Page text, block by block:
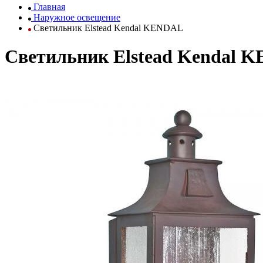
Главная
Наружное освещение
Светильник Elstead Kendal KENDAL
Светильник Elstead Kendal